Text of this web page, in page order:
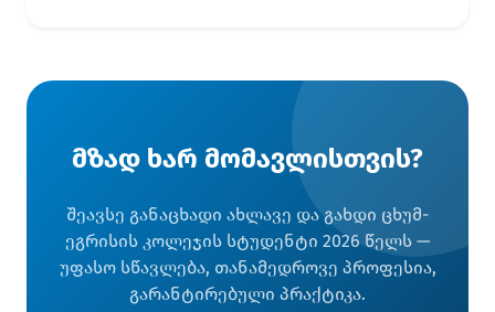
მზად ხარ მომავლისთვის?
შეავსე განაცხადი ახლავე და გახდი ცხუმ-
ეგრისის კოლეჯის სტუდენტი 2026 წელს —
უფასო სწავლება, თანამედროვე პროფესია,
გარანტირებული პრაქტიკა.